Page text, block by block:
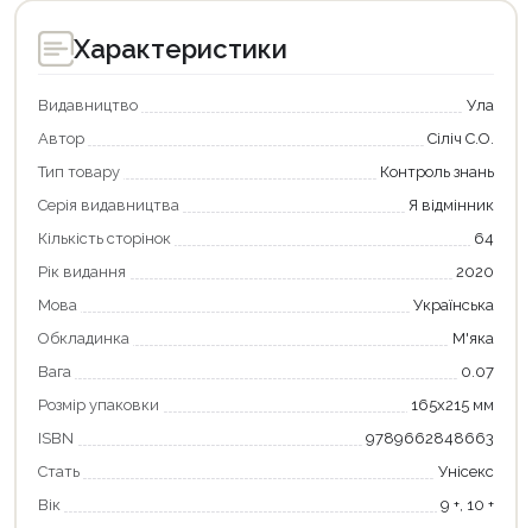
Характеристики
Видавництво
Ула
Автор
Сіліч С.О.
Тип товару
Контроль знань
Серія видавництва
Я відмінник
Кількість сторінок
64
Рік видання
2020
Мова
Українська
Обкладинка
М'яка
Вага
0.07
Розмір упаковки
165х215 мм
ISBN
9789662848663
Стать
Унісекс
Вік
9 +, 10 +
Оформити замовлення